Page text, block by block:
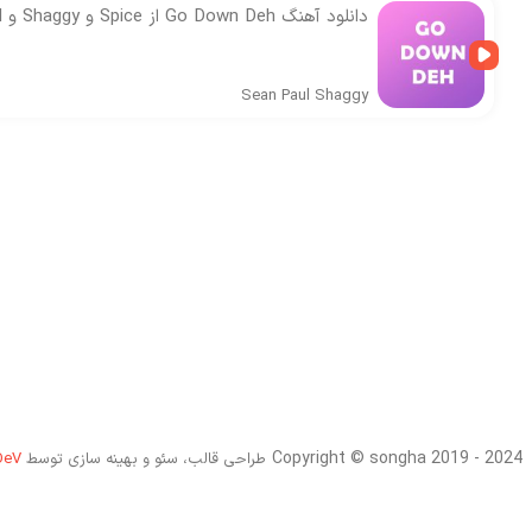
دانلود آهنگ Go Down Deh از Spice و Shaggy و Sean Paul
Sean Paul Shaggy
Copyright © songha 2019 - 2024 طراحی قالب، سئو و بهینه سازی توسط